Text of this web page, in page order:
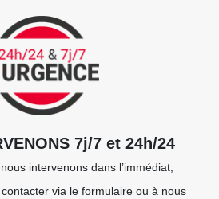
7j/7 et 24h/24
intervenons dans l’immédiat,
contacter via le formulaire ou à nous